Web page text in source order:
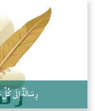
التَّعْلِيمُ القُرْآنِي
كلمة إلى إخواني السلفيين في
رِسَالَةٌ إِلَى كُلِّ